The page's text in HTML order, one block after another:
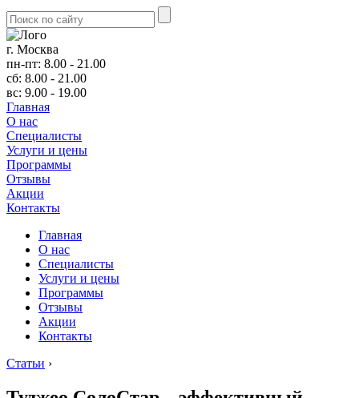
г. Москва
пн-пт: 8.00 - 21.00
сб: 8.00 - 21.00
вс: 9.00 - 19.00
Главная
О нас
Cпециалисты
Услуги и цены
Программы
Отзывы
Акции
Контакты
Главная
О нас
Cпециалисты
Услуги и цены
Программы
Отзывы
Акции
Контакты
Статьи ›